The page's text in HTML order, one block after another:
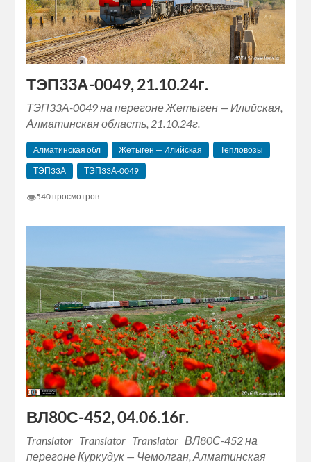
ТЭП33А-0049, 21.10.24г.
ТЭП33А-0049 на перегоне Жетыген — Илийская,
Алматинская область, 21.10.24г.
Алматинская обл Жетыген — Илийская
Тепловозы
ТЭП33А
ТЭП33А-0049
👁540 просмотров
ВЛ80С-452, 04.06.16г.
Translator Translator Translator ВЛ80С-452 на
перегоне Куркудук — Чемолган, Алматинская